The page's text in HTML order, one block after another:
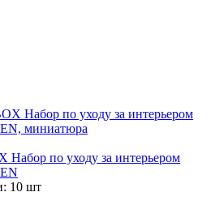
по уходу за интерьером
10 шт